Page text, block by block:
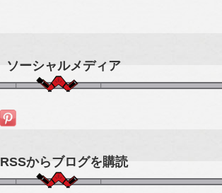
ソーシャルメディア
RSSからブログを購読